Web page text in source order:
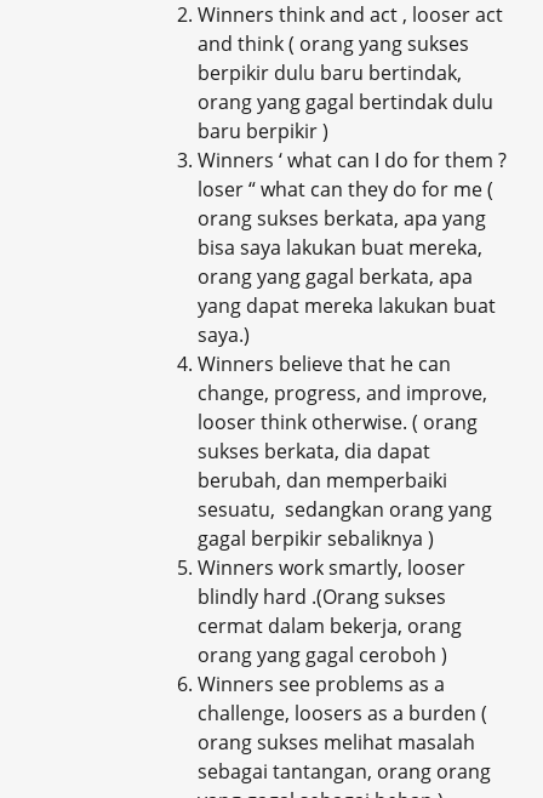
Winners think and act , looser act
and think ( orang yang sukses
berpikir dulu baru bertindak,
orang yang gagal bertindak dulu
baru berpikir )
Winners ‘ what can I do for them ?
loser “ what can they do for me (
orang sukses berkata, apa yang
bisa saya lakukan buat mereka,
orang yang gagal berkata, apa
yang dapat mereka lakukan buat
saya.)
Winners believe that he can
change, progress, and improve,
looser think otherwise. ( orang
sukses berkata, dia dapat
berubah, dan memperbaiki
sesuatu, sedangkan orang yang
gagal berpikir sebaliknya )
Winners work smartly, looser
blindly hard .(Orang sukses
cermat dalam bekerja, orang
orang yang gagal ceroboh )
Winners see problems as a
challenge, loosers as a burden (
orang sukses melihat masalah
sebagai tantangan, orang orang